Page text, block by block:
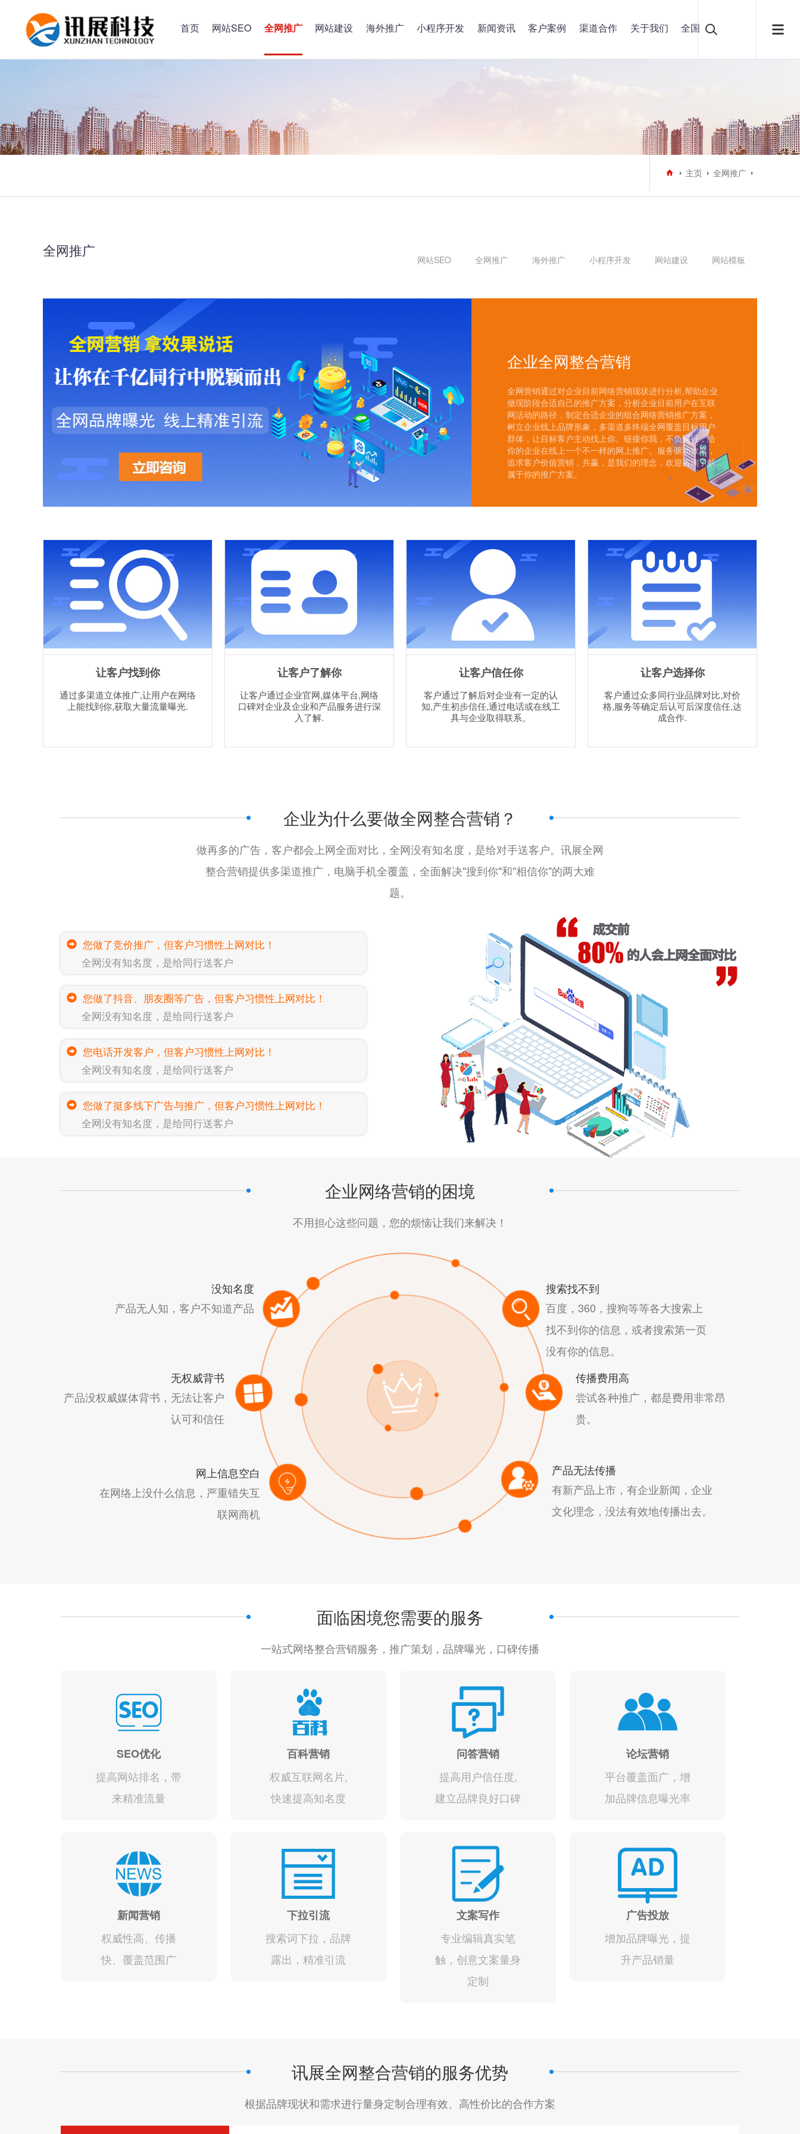
首页 网站SEO 全网推广 网站建设 海外推广 小程序开发 新闻资讯 客户案例 渠道合作 关于我们 全国
主页 全网推广
全网推广
网站SEO 全网推广 海外推广 小程序开发 网站建设 网站模板
企业全网整合营销
全网营销通过对企业目前网络营销现状进行分析,帮助企业
做现阶段合适自己的推广方案，分析企业目前用户在互联
网活动的路径，制定合适企业的组合网络营销推广方案，
树立企业线上品牌形象，多渠道多终端全网覆盖目标用户
群体，让目标客户主动找上你。链接你我，不负同行，给
你的企业在线上一个不一样的网上推广。服务驱动效果，
追求客户价值营销，共赢，是我们的理念，欢迎咨询了解
属于你的推广方案。
让客户找到你
通过多渠道立体推广,让用户在网络
上能找到你,获取大量流量曝光.
让客户了解你
让客户通过企业官网,媒体平台,网络
口碑对企业及企业和产品服务进行深
入了解.
让客户信任你
客户通过了解后对企业有一定的认
知,产生初步信任,通过电话或在线工
具与企业取得联系。
让客户选择你
客户通过众多同行业品牌对比,对价
格,服务等确定后认可后深度信任,达
成合作.
企业为什么要做全网整合营销？
做再多的广告，客户都会上网全面对比，全网没有知名度，是给对手送客户。讯展全网
整合营销提供多渠道推广，电脑手机全覆盖，全面解决"搜到你"和"相信你"的两大难
题。
您做了竞价推广，但客户习惯性上网对比！
全网没有知名度，是给同行送客户
您做了抖音、朋友圈等广告，但客户习惯性上网对比！
全网没有知名度，是给同行送客户
您电话开发客户，但客户习惯性上网对比！
全网没有知名度，是给同行送客户
您做了挺多线下广告与推广，但客户习惯性上网对比！
全网没有知名度，是给同行送客户
企业网络营销的困境
不用担心这些问题，您的烦恼让我们来解决！
没知名度
产品无人知，客户不知道产品
无权威背书
产品没权威媒体背书，无法让客户
认可和信任
网上信息空白
在网络上没什么信息，严重错失互
联网商机
搜索找不到
百度，360，搜狗等等各大搜索上
找不到你的信息，或者搜索第一页
没有你的信息。
传播费用高
尝试各种推广，都是费用非常昂
贵。
产品无法传播
有新产品上市，有企业新闻，企业
文化理念，没法有效地传播出去。
面临困境您需要的服务
一站式网络整合营销服务，推广策划，品牌曝光，口碑传播
SEO优化
提高网站排名，带
来精准流量
百科营销
权威互联网名片,
快速提高知名度
问答营销
提高用户信任度,
建立品牌良好口碑
论坛营销
平台覆盖面广，增
加品牌信息曝光率
新闻营销
权威性高、传播
快、覆盖范围广
下拉引流
搜索词下拉，品牌
露出，精准引流
文案写作
专业编辑真实笔
触，创意文案量身
定制
广告投放
增加品牌曝光，提
升产品销量
讯展全网整合营销的服务优势
根据品牌现状和需求进行量身定制合理有效、高性价比的合作方案